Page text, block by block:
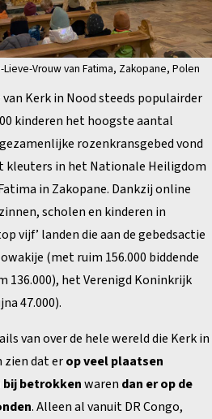
Vrouw van Fatima, Zakopane, Polen
Kerk in Nood steeds populairder
kinderen het hoogste aantal
rozenkransgebed vond
kleuters in het Nationale Heiligdom
in Zakopane. Dankzij online
scholen en kinderen in
vijf’ landen die aan de gebedsactie
(met ruim 156.000 biddende
136.000), het Verenigd Koninkrijk
47.000).
van over de hele wereld die Kerk in
zien dat erop veel plaatsen
bij betrokkenwaren dan er op de
. Alleen al vanuit DR Congo,